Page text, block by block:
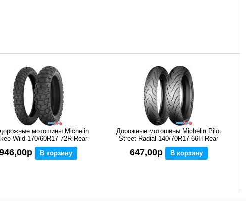
мотошины Michelin
Wild 170/60R17 72R Rear
946,00р В корзину
Дорожные мотошины Michelin Pilot
Street Radial 140/70R17 66H Rear
647,00р В корзину